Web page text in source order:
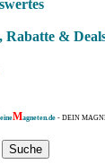
Rabatte &
eineMagneten.de - DEIN
Suche